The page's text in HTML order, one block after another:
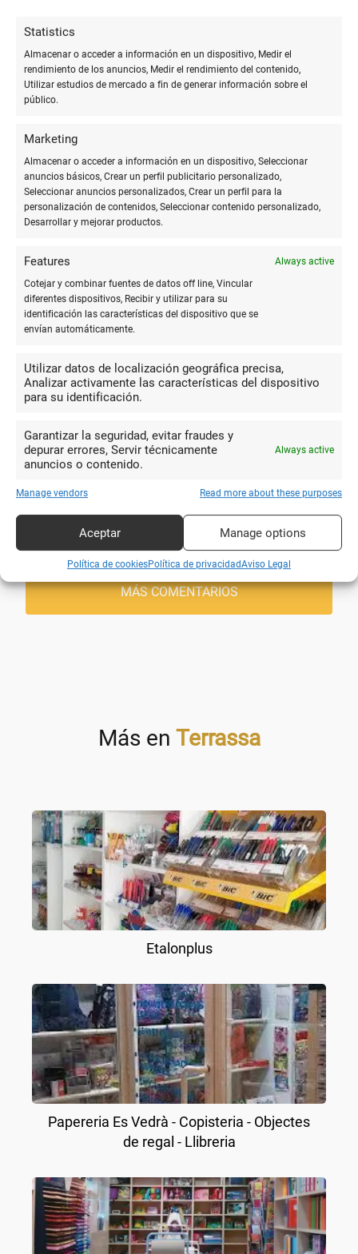
Statistics
Almacenar o acceder a información en un dispositivo, Medir el
rendimiento de los anuncios, Medir el rendimiento del contenido,
Utilizar estudios de mercado a fin de generar información sobre el
público.
Marketing
Almacenar o acceder a información en un dispositivo, Seleccionar
anuncios básicos, Crear un perfil publicitario personalizado,
Seleccionar anuncios personalizados, Crear un perfil para la
personalización de contenidos, Seleccionar contenido personalizado,
Desarrollar y mejorar productos.
Features
Always active
Cotejar y combinar fuentes de datos off line, Vincular
diferentes dispositivos, Recibir y utilizar para su
identificación las características del dispositivo que se
envían automáticamente.
Utilizar datos de localización geográfica precisa,
Analizar activamente las características del dispositivo
para su identificación.
Garantizar la seguridad, evitar fraudes y
depurar errores, Servir técnicamente
anuncios o contenido.
Always active
Manage vendors Read more about these purposes
Aceptar Manage options
Política de cookiesPolítica de privacidadAviso Legal
David Sanz
Diaz
Muy contento con el trabajo
realizado, son unos profesionales Sin
dudad lo recomiendo!. Gracias.
MIZU Ibérica
Muy contentos con ellos y con
las tarjetas de visita que nos hicieron.
Recomendable 100%
Eficiencia en el plazo de entrega
y unas sugerencias de diseño muy
Mathilde Delort
Muchas gracias ! Jan hacía para
mi perfectamente lo que quieraba. Son
podeis ir alli con ojos cerrados !! una
francesa que le encanta españa
MÁS COMENTARIOS
Más en Terrassa
Etalonplus
Papereria Es Vedrà - Copisteria - Objectes
de regal - Llibreria